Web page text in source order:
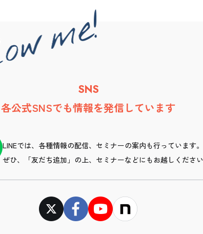
SNS
各公式SNSでも情報を発信しています
LINEでは、各種情報の配信、セミナーの案内も行っています。
ぜひ、「友だち追加」の上、セミナーなどにもお越しください